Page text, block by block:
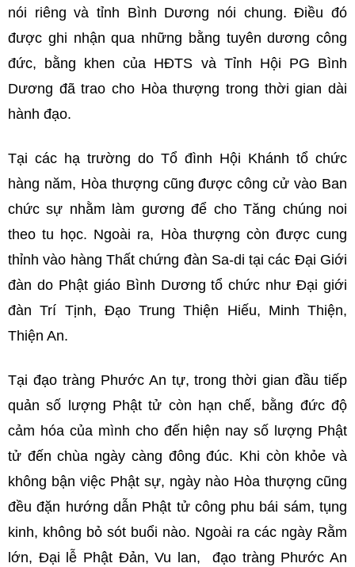
nói riêng và tỉnh Bình Dương nói chung. Điều đó
được ghi nhận qua những bằng tuyên dương công
đức, bằng khen của HĐTS và Tỉnh Hội PG Bình
Dương đã trao cho Hòa thượng trong thời gian dài
hành đạo.
Tại các hạ trường do Tổ đình Hội Khánh tổ chức
hàng năm, Hòa thượng cũng được công cử vào Ban
chức sự nhằm làm gương để cho Tăng chúng noi
theo tu học. Ngoài ra, Hòa thượng còn được cung
thỉnh vào hàng Thất chứng đàn Sa-di tại các Đại Giới
đàn do Phật giáo Bình Dương tổ chức như Đại giới
đàn Trí Tịnh, Đạo Trung Thiện Hiếu, Minh Thiện,
Thiện An.
Tại đạo tràng Phước An tự, trong thời gian đầu tiếp
quản số lượng Phật tử còn hạn chế, bằng đức độ
cảm hóa của mình cho đến hiện nay số lượng Phật
tử đến chùa ngày càng đông đúc. Khi còn khỏe và
không bận việc Phật sự, ngày nào Hòa thượng cũng
đều đặn hướng dẫn Phật tử công phu bái sám, tụng
kinh, không bỏ sót buổi nào. Ngoài ra các ngày Rằm
lớn, Đại lễ Phật Đản, Vu lan, đạo tràng Phước An